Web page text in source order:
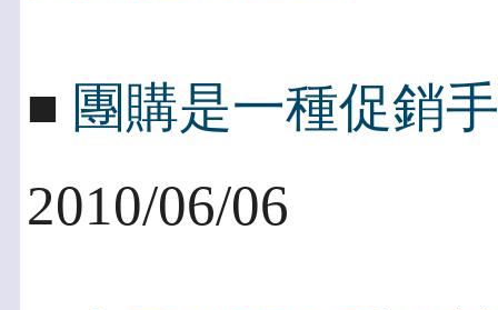
■ 團購是一種促銷
2010/06/06